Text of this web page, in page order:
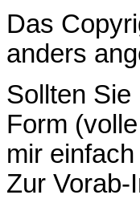
Das
anders
Sollten
Form
mir
Zur